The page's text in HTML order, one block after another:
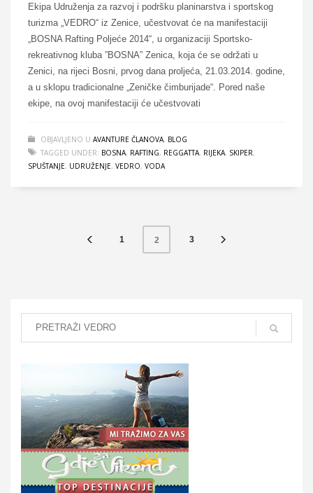
Ekipa Udruženja za razvoj i podršku planinarstva i sportskog
turizma „VEDRO“ iz Zenice, učestvovat će na manifestaciji
„BOSNA Rafting Poljeće 2014“, u organizaciji Sportsko-
rekreativnog kluba ”BOSNA” Zenica, koja će se održati u
Zenici, na rijeci Bosni, prvog dana proljeća, 21.03.2014. godine,
a u sklopu tradicionalne „Zeničke čimburijade“. Pored naše
ekipe, na ovoj manifestaciji će učestvovati
OBJAVLJENO U AVANTURE ČLANOVA, BLOG
TAGGED UNDER: BOSNA, RAFTING, REGGATTA, RIJEKA, SKIPER,
SPUŠTANJE, UDRUŽENJE, VEDRO, VODA
1 2 3